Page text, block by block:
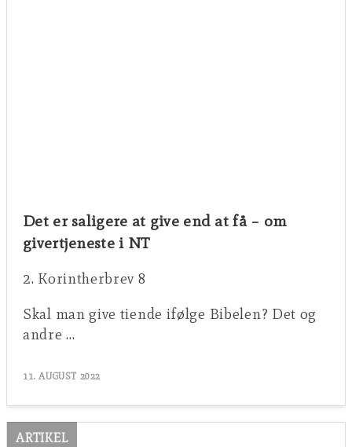
Det er saligere at give end at få – om
givertjeneste i NT
2. Korintherbrev 8
Skal man give tiende ifølge Bibelen? Det og
andre …
11. AUGUST 2022
ARTIKEL